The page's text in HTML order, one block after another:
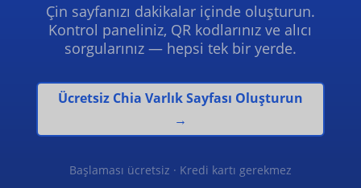
Çin sayfanızı dakikalar içinde oluşturun.
Kontrol paneliniz, QR kodlarınız ve alıcı
sorgularınız — hepsi tek bir yerde.
Ücretsiz Chia Varlık Sayfası Oluşturun
→
Başlaması ücretsiz · Kredi kartı gerekmez